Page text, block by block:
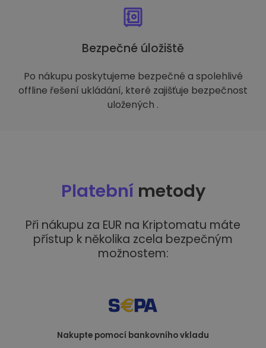
Bezpečné úložiště
Po nákupu poskytujeme bezpečné a spolehlivé
offline řešení ukládání, které zajišťuje bezpečnost
uložených .
Platební metody
Při nákupu za EUR na Kriptomatu máte
přístup k několika zcela bezpečným
možnostem:
Nakupte pomocí bankovního vkladu